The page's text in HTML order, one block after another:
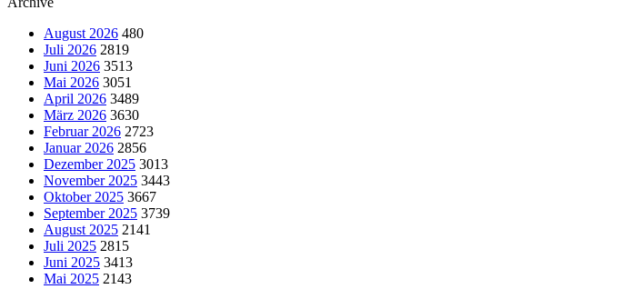
August 2026 480
Juli 2026 2819
Juni 2026 3513
Mai 2026 3051
April 2026 3489
März 2026 3630
Februar 2026 2723
Januar 2026 2856
Dezember 2025 3013
November 2025 3443
Oktober 2025 3667
September 2025 3739
August 2025 2141
Juli 2025 2815
Juni 2025 3413
Mai 2025 2143